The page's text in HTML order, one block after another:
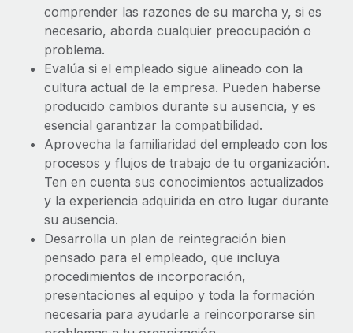
comprender las razones de su marcha y, si es
necesario, aborda cualquier preocupación o
problema.
Evalúa si el empleado sigue alineado con la
cultura actual de la empresa. Pueden haberse
producido cambios durante su ausencia, y es
esencial garantizar la compatibilidad.
Aprovecha la familiaridad del empleado con los
procesos y flujos de trabajo de tu organización.
Ten en cuenta sus conocimientos actualizados
y la experiencia adquirida en otro lugar durante
su ausencia.
Desarrolla un plan de reintegración bien
pensado para el empleado, que incluya
procedimientos de incorporación,
presentaciones al equipo y toda la formación
necesaria para ayudarle a reincorporarse sin